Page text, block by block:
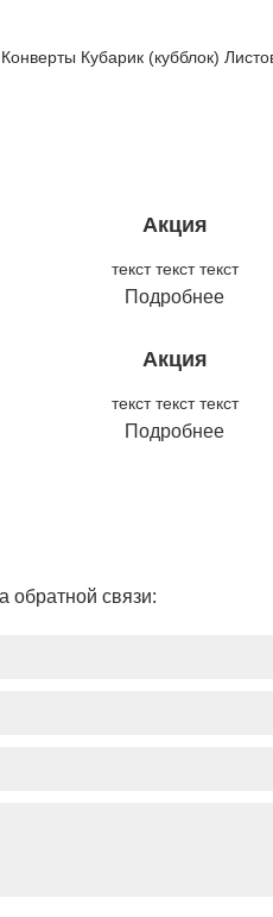
Конверты Кубарик (кубблок)
Акция
текст текст текст
Подробнее
Акция
текст текст текст
Подробнее
обратной связи: